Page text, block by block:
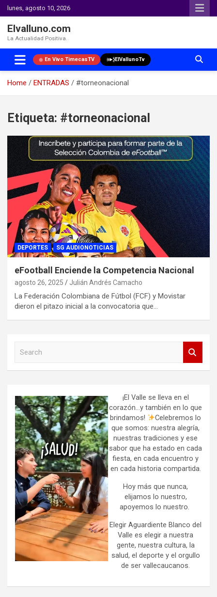
lunes, agosto 10, 2026
Elvalluno.com
La Actualidad Positiva.
En Vivo TimecasTV ElVallunoTv
Home ENTRADAS
#torneonacional
content
Etiqueta: #torneonacional
DEPORTES SG AUDIONOTICIAS
eFootball Enciende la Competencia Nacional
agosto 26, 2025 Julián Andrés Camacho
La Federación Colombiana de Fútbol (FCF) y Movistar
dieron el pitazo inicial a la convocatoria que…
h
¡El Valle se lleva en el
corazón…y también en lo que
brindamos!
Celebremos lo
que somos: nuestra alegría,
nuestras tradiciones y ese
sabor que ha estado en cada
fiesta, en cada encuentro y
en cada historia compartida.
Hoy más que nunca,
elijamos lo nuestro,
apoyemos lo nuestro.
Elegir Aguardiente Blanco del
Valle es elegir a nuestra
gente, nuestra cultura, la
salud, el deporte y el orgullo
de ser vallecaucanos.